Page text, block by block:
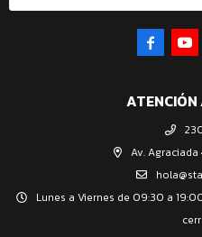
ATENCIÓN
Av.
Lunes a Viernes de 09:30 a
 